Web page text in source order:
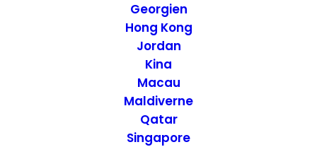
Georgien
Hong Kong
Jordan
Kina
Macau
Maldiverne
Qatar
Singapore
Færgen fra England
til Jersey